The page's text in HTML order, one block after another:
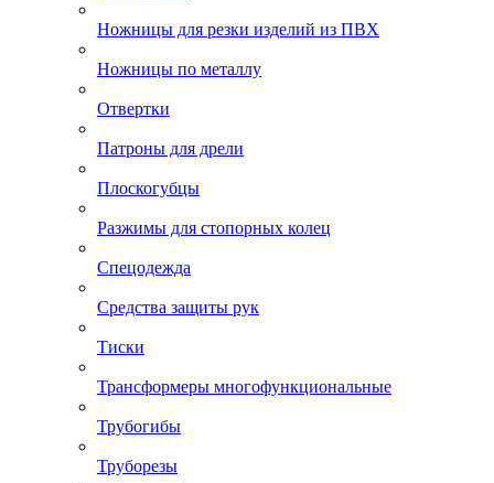
Ножницы для резки изделий из ПВХ
Ножницы по металлу
Отвертки
Патроны для дрели
Плоскогубцы
Разжимы для стопорных колец
Спецодежда
Средства защиты рук
Тиски
Трансформеры многофункциональные
Трубогибы
Труборезы